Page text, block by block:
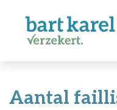
Aantal